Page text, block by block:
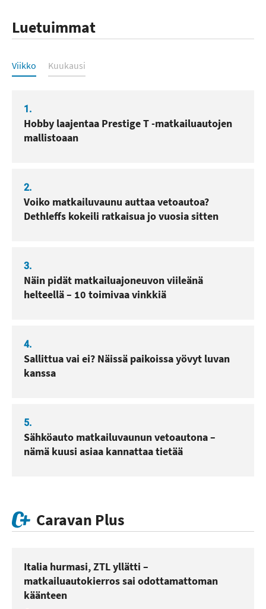
Luetuimmat
Luetuimmat
Viikko Kuukausi
1.
Hobby laajentaa Prestige T -matkailuautojen
mallistoaan
2.
Voiko matkailuvaunu auttaa vetoautoa?
Dethleffs kokeili ratkaisua jo vuosia sitten
3.
Näin pidät matkailuajoneuvon viileänä
helteellä – 10 toimivaa vinkkiä
4.
Sallittua vai ei? Näissä paikoissa yövyt luvan
kanssa
5.
Sähköauto matkailuvaunun vetoautona –
nämä kuusi asiaa kannattaa tietää
Caravan Plus
Italia hurmasi, ZTL yllätti –
matkailuautokierros sai odottamattoman
käänteen